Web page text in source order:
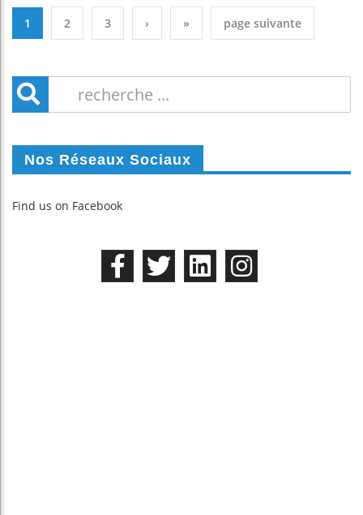
1 2 3 › » page suivante
Nos Réseaux Sociaux
Find us on Facebook